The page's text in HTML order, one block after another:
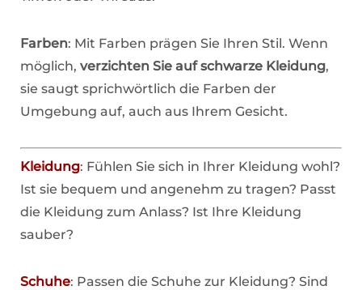
Farben: Mit Farben prägen Sie Ihren Stil. Wenn
möglich, verzichten Sie auf schwarze Kleidung,
sie saugt sprichwörtlich die Farben der
Umgebung auf, auch aus Ihrem Gesicht.
Kleidung: Fühlen Sie sich in Ihrer Kleidung wohl?
Ist sie bequem und angenehm zu tragen? Passt
die Kleidung zum Anlass? Ist Ihre Kleidung
sauber?
Schuhe: Passen die Schuhe zur Kleidung? Sind